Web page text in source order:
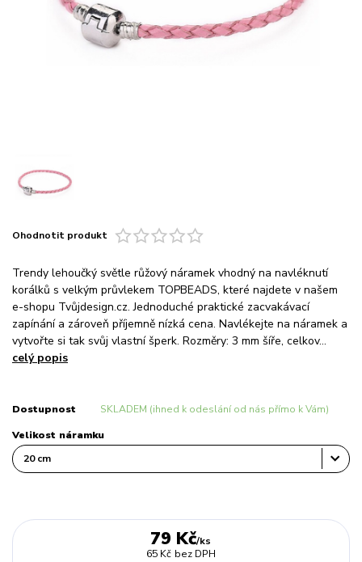
Ohodnotit produkt
Trendy lehoučký světle růžový náramek vhodný na navléknutí
korálků s velkým průvlekem TOPBEADS, které najdete v našem
e-shopu Tvůjdesign.cz. Jednoduché praktické zacvakávací
zapínání a zároveň příjemně nízká cena. Navlékejte na náramek a
vytvořte si tak svůj vlastní šperk. Rozměry: 3 mm šíře, celkov...
celý popis
Dostupnost SKLADEM (ihned k odeslání od nás přímo k Vám)
Velikost náramku
79 Kč/ks
65 Kč bez DPH